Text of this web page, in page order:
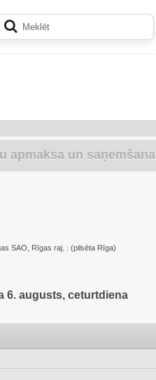
apmaksa un saņemšana
SAO, Rīgas raj. : (pilsēta Rīga)
6. augusts, ceturtdiena